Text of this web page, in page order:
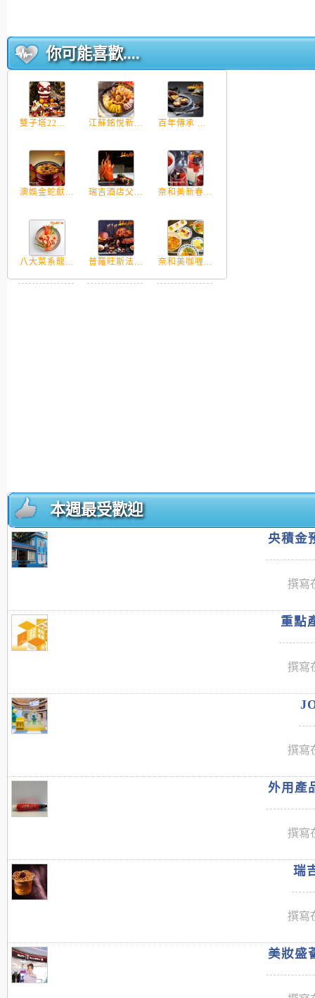
你可能喜歡....
雙子塔22... 江蘇銘悅新... 百年傳承 ...
澳娛金蛇獻... 瑞吉酒店父... 奈和美新春...
八大菜系龍... 普羅旺斯法... 奈和美咖喱...
本週最受歡迎
央積金
撰寫
重點
撰寫
撰寫
外用產
撰寫
瑞
撰寫
美妝盛